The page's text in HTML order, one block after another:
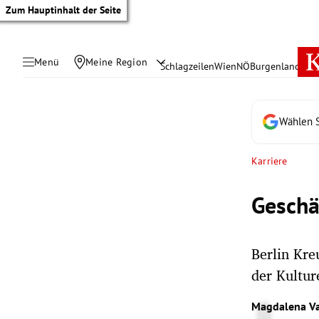
Zum Hauptinhalt der Seite
Menü Meine Region SchlagzeilenWienNÖBurgenland
Wählen
Karriere
Berlin
der
Magdalena